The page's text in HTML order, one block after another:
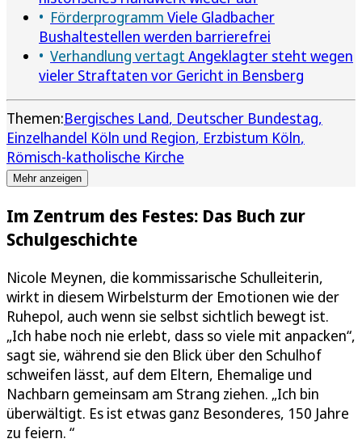
Förderprogramm Viele Gladbacher
Bushaltestellen werden barrierefrei
Verhandlung vertagt Angeklagter steht wegen
vieler Straftaten vor Gericht in Bensberg
Themen:Bergisches Land Deutscher Bundestag
Einzelhandel Köln und Region Erzbistum Köln
Römisch-katholische Kirche
Mehr anzeigen
Im Zentrum des Festes: Das Buch zur
Schulgeschichte
Nicole Meynen, die kommissarische Schulleiterin,
wirkt in diesem Wirbelsturm der Emotionen wie der
Ruhepol, auch wenn sie selbst sichtlich bewegt ist.
„Ich habe noch nie erlebt, dass so viele mit anpacken“,
sagt sie, während sie den Blick über den Schulhof
schweifen lässt, auf dem Eltern, Ehemalige und
Nachbarn gemeinsam am Strang ziehen. „Ich bin
überwältigt. Es ist etwas ganz Besonderes, 150 Jahre
zu feiern. “